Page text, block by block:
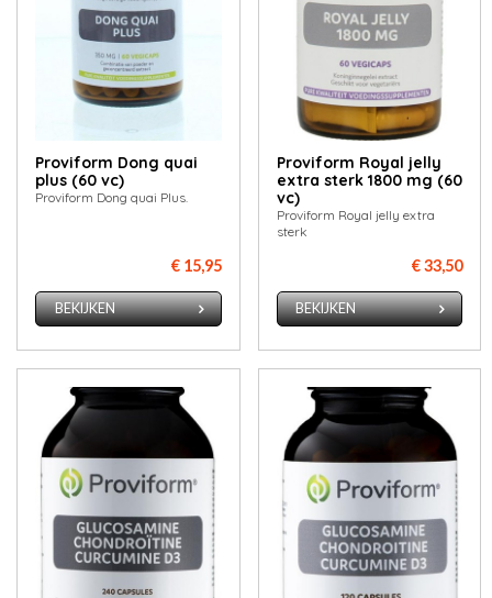
Proviform Dong quai
plus (60 vc)
Proviform Dong quai Plus.
€ 15,95
BEKIJKEN
Proviform Royal jelly
extra sterk 1800 mg (60
vc)
Proviform Royal jelly extra
sterk
€ 33,50
BEKIJKEN